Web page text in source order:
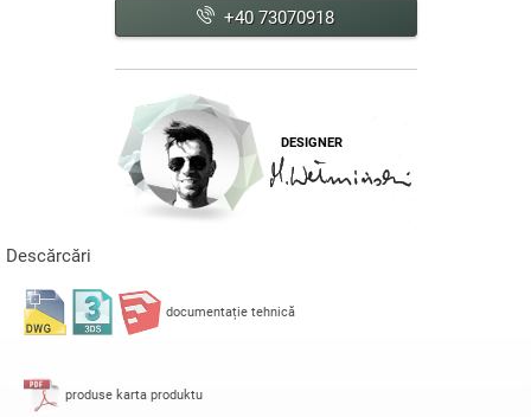
+40 73070918
DESIGNER
Descărcări
documentație tehnică
produse karta produktu